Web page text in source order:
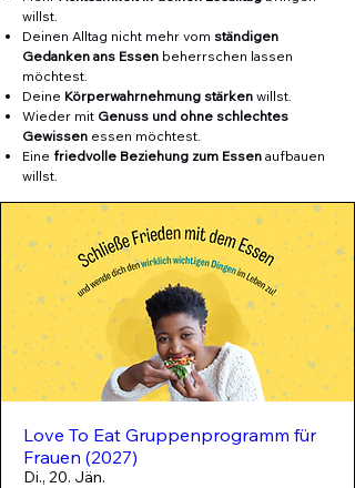
willst.
Deinen Alltag nicht mehr vom ständigen
Gedanken ans Essen beherrschen lassen
möchtest.
Deine Körperwahrnehmung stärken willst.
Wieder mit Genuss und ohne schlechtes
Gewissen essen möchtest.
Eine friedvolle Beziehung zum Essen aufbauen
willst.
Love To Eat Gruppenprogramm für
Frauen (2027)
Di., 20. Jän.